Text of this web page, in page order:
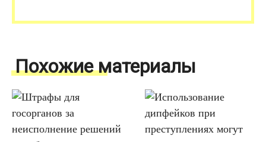
Похожие материалы